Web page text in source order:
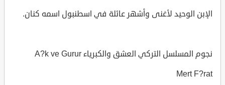
الإبن الوحيد لأغنى وأشهر عائلة في اسطنبول اسمه كنان.
نجوم المسلسل التركي العشق والكبرياء A?k ve Gurur
Mert F?rat